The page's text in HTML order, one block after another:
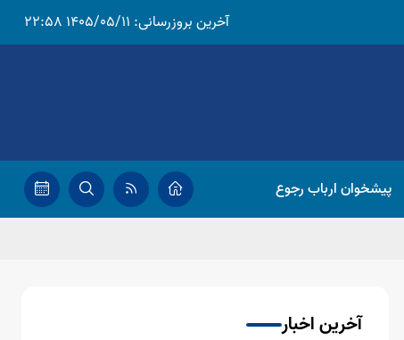
آخرین بروزرسانی: 1405/05/11 22:58
پیشخوان ارباب رجوع
آخرین اخبار